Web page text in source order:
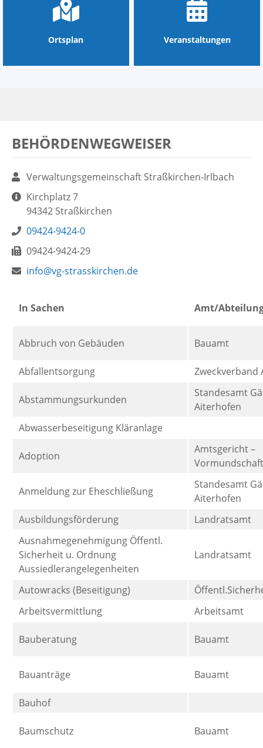
Ortsplan Veranstaltungen
BEHÖRDENWEGWEISER
Name:Verwaltungsgemeinschaft Straßkirchen-Irlbach
Aufgaben:
Kirchplatz 7
94342 Straßkirchen
Telefon:
09424-9424-0
Fax:09424-9424-29
E-
Webseite:
info@vg-strasskirchen.de
In Sachen Amt/
Abbruch von Gebäuden Bauamt
Abfallentsorgung Zweckverband
Abstammungsurkunden
Standesamt
Aiterhofen
Abwasserbeseitigung Kläranlage
Adoption
Amtsgericht –
Anmeldung zur Eheschließung
Standesamt
Aiterhofen
Ausbildungsförderung
Landratsamt
Ausnahmegenehmigung Öffentl.
Sicherheit u. Ordnung
Aussiedlerangelegenheiten
Landratsamt
Autowracks (Beseitigung)
Arbeitsvermittlung
Arbeitsamt
Bauberatung Bauamt
Bauanträge Bauamt
Bauhof
Baumschutz Bauamt